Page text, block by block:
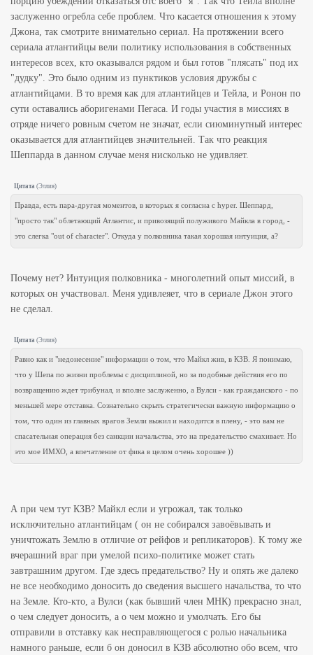
заслуженно огребла себе проблем. Что касается отношения к этому
Джона, так смотрите внимательно сериал. На протяжении всего
сериала атлантийцы вели политику использования в собственных
интересов всех, кто оказывался рядом и был готов "плясать" под их
"дудку". Это было одним из пунктиков условия дружбы с
атлантийцами. В то время как для атлантийцев и Тейла, и Ронон по
сути оставались аборигенами Пегаса. И годы участия в миссиях в
отряде ничего ровным счетом не значат, если сиюминутный интерес
оказывается для атлантийцев значительней. Так что реакция
Шеппарда в данном случае меня нисколько не удивляет.
Цитата (Эллия)
Правда, есть пара-другая моментов, в которых я согласна с hyper. Шеппард,
"просто так" облетающий Атлантис, и привозящий полуживого Майкла в город, -
это слегка "out of character". Откуда у полковника такая хорошая интуиция, а?
Почему нет? Интуиция полковника - многолетний опыт миссий, в
которых он участвовал. Меня удивлеяет, что в сериале Джон этого
не сделал.
Цитата (Эллия)
Равно как и "недонесение" информации о том, что Майкл жив, в КЗВ. Я понимаю,
что у Шепа по жизни проблемы с дисциплиной, но за подобные действия его по
возвращению ждет трибунал, и вполне заслуженно, а Вулси - как гражданского - по
меньшей мере отставка. Сознательно скрыть стратегически важную информацию о
том, что один из главных врагов Земли выжил и находится в плену, - это вам не
спасательная операция без санкции начальства, это на предательство смахивает. Но
это мое ИМХО, а впечатление от фика в целом очень хорошее ))
А при чем тут КЗВ? Майкл если и угрожал, так только
исключительно атлантийцам ( он не собирался завоёвывать и
уничтожать Землю в отличие от рейфов и репликаторов). К тому же
вчерашний враг при умелой психо-политике может стать
завтрашним другом. Где здесь предательство? Ну и опять же далеко
не все необходимо доносить до сведения высшего начальства, то что
на Земле. Кто-кто, а Вулси (как бывший член МНК) прекрасно знал,
о чем следует доносить, а о чем можно и умолчать. Его бы
отправили в отставку как несправляющегося с ролью начальника
намного раньше, если б он доносил в КЗВ абсолютно обо всем, что